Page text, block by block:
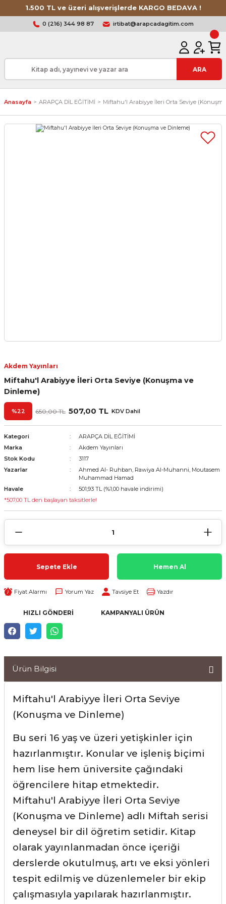
1.500 TL ve üzeri alışverişlerde KARGO BEDAVA !
0 (216) 344 98 87 irtibat@arapcadagitim.com
ARA
Anasayfa ARAPÇA DİL EĞİTİMİ Miftahu'l Arabiyye İleri Orta Seviye
Akdem Yayınları
Miftahu'l Arabiyye İleri Orta Seviye (Konuşma ve
Dinleme)
%22 650,00 TL 507,00 TL KDV Dahil
Kategori
ARAPÇA DİL EĞİTİMİ
Marka
Akdem Yayınları
Stok Kodu
3117
Yazarlar
Ahmed Al- Ruhban, Rawiya Al-Muhanni, Moutasem
Muhammad Hamad
Havale
501,93 TL (%1,00 havale indirimi)
*507,00 TL den başlayan taksitlerle!
Sepete Ekle Hemen Al
Fiyat Alarmı Yorum Yaz Tavsiye Et Yazdır
HIZLI GÖNDERI KAMPANYALI ÜRÜN
Ürün Bilgisi
Miftahu'l Arabiyye İleri Orta Seviye
(Konuşma ve Dinleme)
Bu seri 16 yaş ve üzeri yetişkinler için
hazırlanmıştır. Konular ve işleniş biçimi
hem lise hem üniversite çağındaki
öğrencilere hitap etmektedir.
Miftahu'l Arabiyye İleri Orta Seviye
(Konuşma ve Dinleme) adlı Miftah serisi
deneysel bir dil öğretim setidir. Kitap
olarak yayınlanmadan önce içeriği
derslerde okutulmuş, artı ve eksi yönleri
tespit edilmiş ve düzenlemeler bir ekip
çalışmasıyla yapılarak hazırlanmıştır.